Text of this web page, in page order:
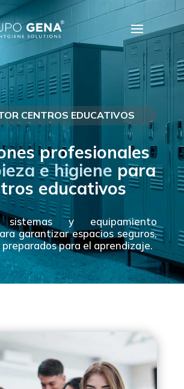
CENTROS EDUCATIVOS
profesionales
e higiene para
educativos
sistemas y equipamiento
garantizar espacios seguros,
para el aprendizaje.